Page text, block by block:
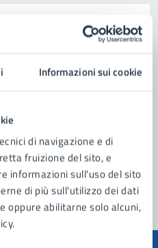
Informazioni sui cookie
di navigazione e di
fruizione del sito, e
informazioni sull'uso del sito
di più sull'utilizzo dei dati
oppure abilitarne solo alcuni,